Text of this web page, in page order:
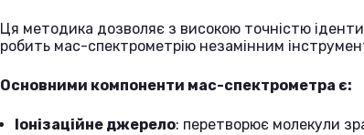
Ця методика дозволяє з високою точністю
робить мас-спектрометрію незамінним
Основними компоненти мас-спектрометра є:
Іонізаційне джерело: перетворює молекули